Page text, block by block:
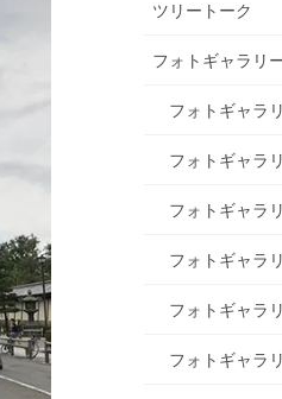
ツリートーク
フォトギャラリ
フォトギャラ
フォトギャラ
フォトギャラ
フォトギャラ
フォトギャラ
フォトギャラ